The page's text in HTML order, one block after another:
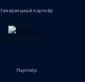
Генеральный партнёр
Партнёр